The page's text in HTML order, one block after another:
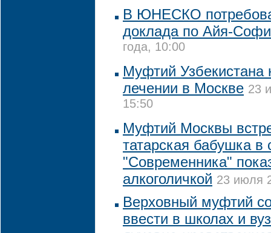
В ЮНЕСКО
доклада по Айя-
года, 10:00
Муфтий Узбекистана
лечении в Москве 23
15:50
Муфтий Москвы
татарская бабушка в
"Современника"
алкоголичкой 23 июля
Верховный муфтий
ввести в школах и